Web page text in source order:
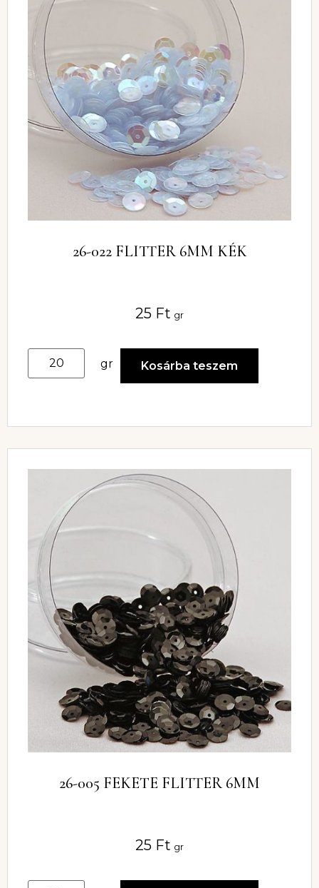
26-022 FLITTER 6MM KÉK
25 Ft gr
gr Kosárba teszem
26-005 FEKETE FLITTER 6MM
25 Ft gr